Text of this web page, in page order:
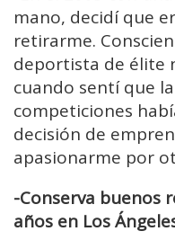
mano, decidí que
retirarme.
deportista de élite
cuando sentí que
competiciones
decisión de
apasionarme por
-Conserva buenos
años en Los